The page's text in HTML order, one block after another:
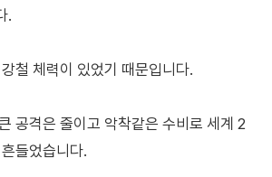
.
철 체력이 있었기 때문입니다.
공격은 줄이고 악착같은 수비로 세계 2
들었습니다.